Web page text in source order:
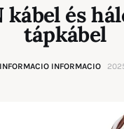
kábel és
tápkábel
INFORMACIO INFORMACIO